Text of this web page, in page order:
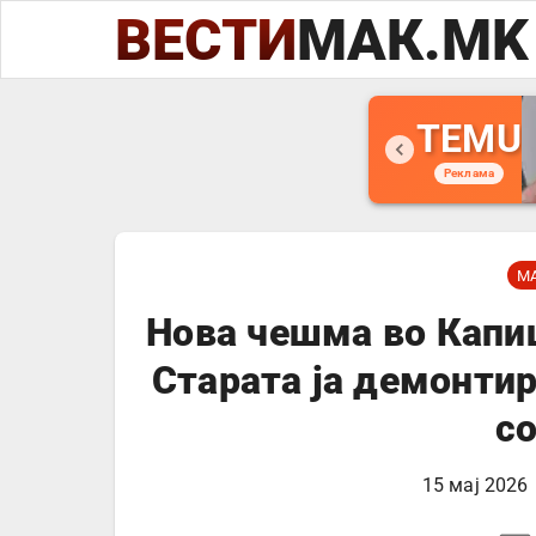
ВЕСТИМАК.MK
TEMU
Реклама
Нова чешма во
Старата ја
15 мај 2026